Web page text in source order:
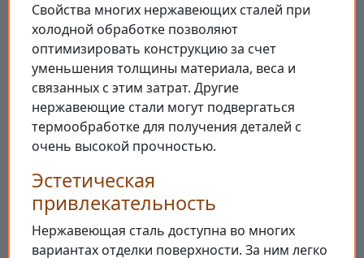
Свойства многих нержавеющих сталей при
холодной обработке позволяют
оптимизировать конструкцию за счет
уменьшения толщины материала, веса и
связанных с этим затрат. Другие
нержавеющие стали могут подвергаться
термообработке для получения деталей с
очень высокой прочностью.
Эстетическая
привлекательность
Нержавеющая сталь доступна во многих
вариантах отделки поверхности. За ним легко